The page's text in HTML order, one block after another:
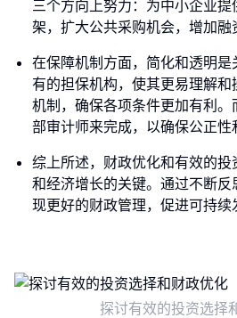
三个方向上努力：为中小企业
架，扩大公共采购机会，增加融
在保障机制方面，简化和透明
有的担保机构，使其更易理解
机制，确保各项条件更加有利
部审计师来完成，以确保公正性
综上所述，财政优化和有效的
和经济增长的关键。通过不断
现更好的财政管理，促进可持续
探讨有效的投资选择